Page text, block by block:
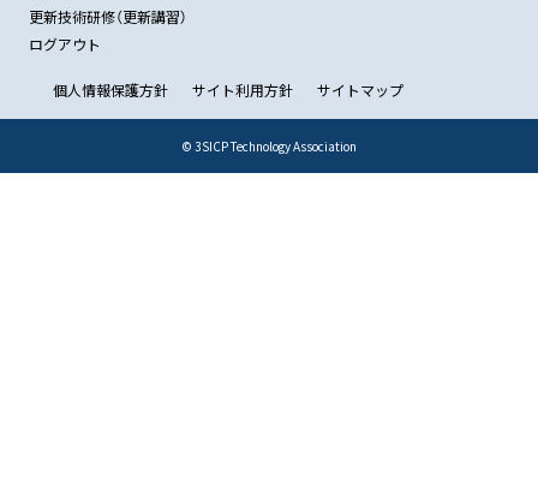
更新技術研修（更新講習）
ログアウト
個人情報保護方針 サイト利用方針 サイトマップ
© 3SICP Technology Association